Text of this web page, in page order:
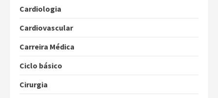
Cardiologia
Cardiovascular
Carreira Médica
Ciclo básico
Cirurgia